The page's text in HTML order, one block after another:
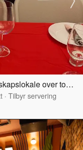
Eckers Ullevål - Eckers Ullevål – Selskapslokale over to etasjer
· Tilbyr servering